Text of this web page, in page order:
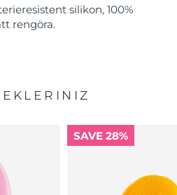
silikon, 100%
rengöra.
SAVE 28%